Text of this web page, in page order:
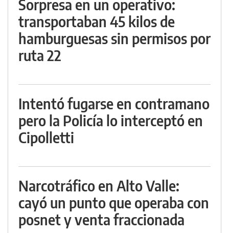
Sorpresa en un operativo:
transportaban 45 kilos de
hamburguesas sin permisos por
ruta 22
Intentó fugarse en contramano
pero la Policía lo interceptó en
Cipolletti
Narcotráfico en Alto Valle:
cayó un punto que operaba con
posnet y venta fraccionada